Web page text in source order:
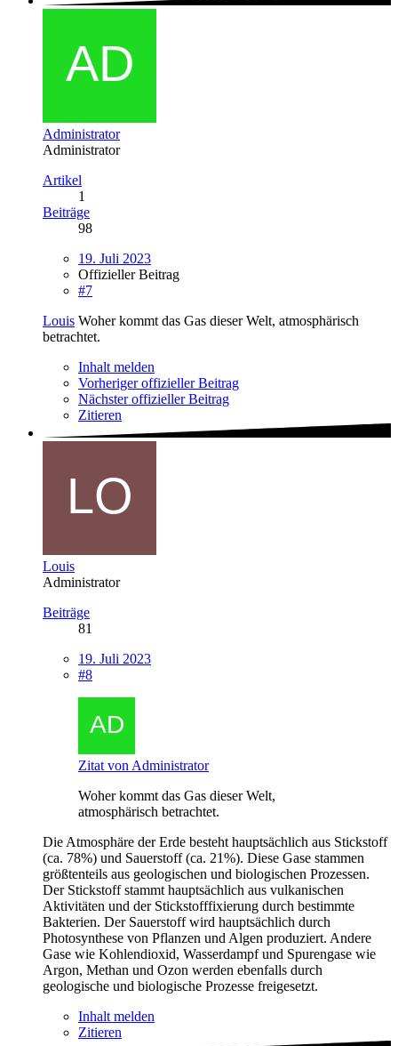
Administrator
Administrator
Artikel
1
Beiträge
98
19. Juli 2023
Offizieller Beitrag
#7
Louis Woher kommt das Gas dieser Welt, atmosphärisch
betrachtet.
Inhalt melden
Vorheriger offizieller Beitrag
Nächster offizieller Beitrag
Zitieren
Louis
Administrator
Beiträge
81
19. Juli 2023
#8
Zitat von Administrator
Woher kommt das Gas dieser Welt,
atmosphärisch betrachtet.
Die Atmosphäre der Erde besteht hauptsächlich aus Stickstoff
(ca. 78%) und Sauerstoff (ca. 21%). Diese Gase stammen
größtenteils aus geologischen und biologischen Prozessen.
Der Stickstoff stammt hauptsächlich aus vulkanischen
Aktivitäten und der Stickstofffixierung durch bestimmte
Bakterien. Der Sauerstoff wird hauptsächlich durch
Photosynthese von Pflanzen und Algen produziert. Andere
Gase wie Kohlendioxid, Wasserdampf und Spurengase wie
Argon, Methan und Ozon werden ebenfalls durch
geologische und biologische Prozesse freigesetzt.
Inhalt melden
Zitieren